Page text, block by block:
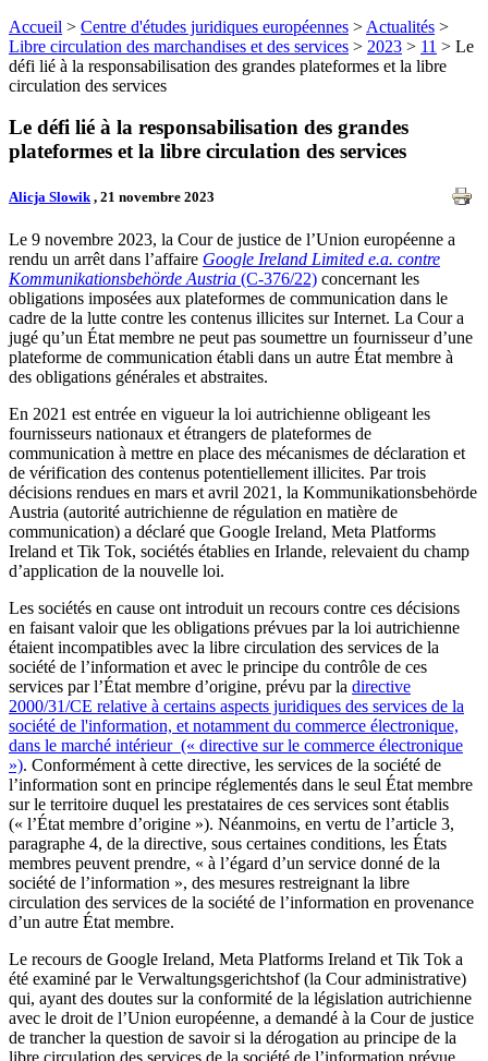
Accueil > Centre d'études juridiques européennes > Actualités >
Libre circulation des marchandises et des services > 2023 > 11 > Le
défi lié à la responsabilisation des grandes plateformes et la libre
circulation des services
Le défi lié à la responsabilisation des grandes
plateformes et la libre circulation des services
Alicja Slowik , 21 novembre 2023
Le 9 novembre 2023, la Cour de justice de l’Union européenne a
rendu un arrêt dans l’affaire Google Ireland Limited e.a. contre
Kommunikationsbehörde Austria (C‑376/22) concernant les
obligations imposées aux plateformes de communication dans le
cadre de la lutte contre les contenus illicites sur Internet. La Cour a
jugé qu’un État membre ne peut pas soumettre un fournisseur d’une
plateforme de communication établi dans un autre État membre à
des obligations générales et abstraites.
En 2021 est entrée en vigueur la loi autrichienne obligeant les
fournisseurs nationaux et étrangers de plateformes de
communication à mettre en place des mécanismes de déclaration et
de vérification des contenus potentiellement illicites. Par trois
décisions rendues en mars et avril 2021, la Kommunikationsbehörde
Austria (autorité autrichienne de régulation en matière de
communication) a déclaré que Google Ireland, Meta Platforms
Ireland et Tik Tok, sociétés établies en Irlande, relevaient du champ
d’application de la nouvelle loi.
Les sociétés en cause ont introduit un recours contre ces décisions
en faisant valoir que les obligations prévues par la loi autrichienne
étaient incompatibles avec la libre circulation des services de la
société de l’information et avec le principe du contrôle de ces
services par l’État membre d’origine, prévu par la directive
2000/31/CE relative à certains aspects juridiques des services de la
société de l'information, et notamment du commerce électronique,
dans le marché intérieur (« directive sur le commerce électronique
»). Conformément à cette directive, les services de la société de
l’information sont en principe réglementés dans le seul État membre
sur le territoire duquel les prestataires de ces services sont établis
(« l’État membre d’origine »). Néanmoins, en vertu de l’article 3,
paragraphe 4, de la directive, sous certaines conditions, les États
membres peuvent prendre, « à l’égard d’un service donné de la
société de l’information », des mesures restreignant la libre
circulation des services de la société de l’information en provenance
d’un autre État membre.
Le recours de Google Ireland, Meta Platforms Ireland et Tik Tok a
été examiné par le Verwaltungsgerichtshof (la Cour administrative)
qui, ayant des doutes sur la conformité de la législation autrichienne
avec le droit de l’Union européenne, a demandé à la Cour de justice
de trancher la question de savoir si la dérogation au principe de la
libre circulation des services de la société de l’information prévue